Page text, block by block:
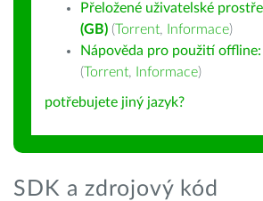
Přeložené uživatelské
(GB) (Torrent, Informace)
Nápověda pro použití offline:
(Torrent, Informace)
potřebujete jiný jazyk?
SDK a zdrojový kód